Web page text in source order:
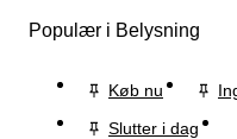
Populær i Belysning
Køb nu
Slutter i dag